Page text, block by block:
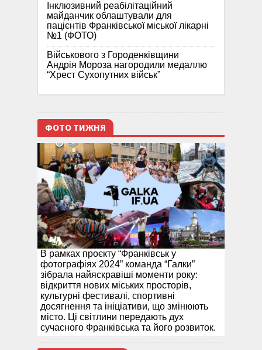
Інклюзивний реабілітаційний
майданчик облаштували для
пацієнтів Франківської міської лікарні
№1 (ФОТО)
Військового з Городенківщини
Андрія Мороза нагородили медаллю
“Хрест Сухопутних військ”
ФОТО ТИЖНЯ
В рамках проєкту “Франківськ у
фотографіях 2024” команда “Галки”
зібрала найяскравіші моменти року:
відкриття нових міських просторів,
культурні фестивалі, спортивні
досягнення та ініціативи, що змінюють
місто. Ці світлини передають дух
сучасного Франківська та його розвиток.